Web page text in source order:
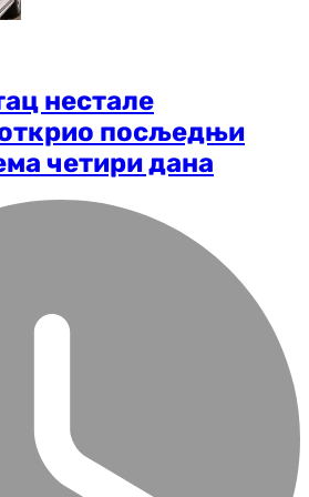
нестале
открио посљедњи
четири дана